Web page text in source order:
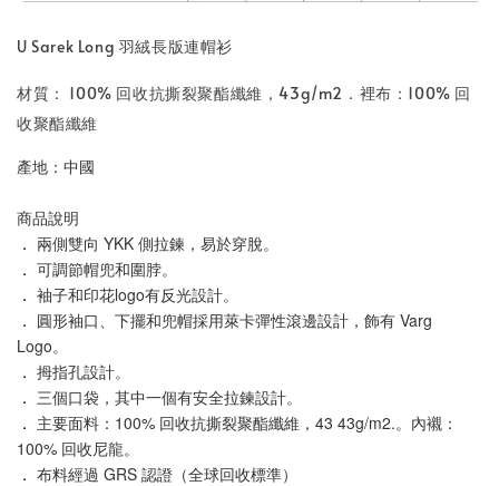
U Sarek Long 羽絨長版連帽衫
材質： 100% 回收抗撕裂聚酯纖維，43g/m2．裡布：100% 回
收聚酯纖維
產地：中國
商品說明
． 兩側雙向 YKK 側拉鍊，易於穿脫。
． 可調節帽兜和圍脖。
． 袖子和印花logo有反光設計。
． 圓形袖口、下擺和兜帽採用萊卡彈性滾邊設計，飾有 Varg
Logo。
． 拇指孔設計。
． 三個口袋，其中一個有安全拉鍊設計。
． 主要面料：100% 回收抗撕裂聚酯纖維，43 43g/m2.。內襯：
100% 回收尼龍。
． 布料經過 GRS 認證（全球回收標準）